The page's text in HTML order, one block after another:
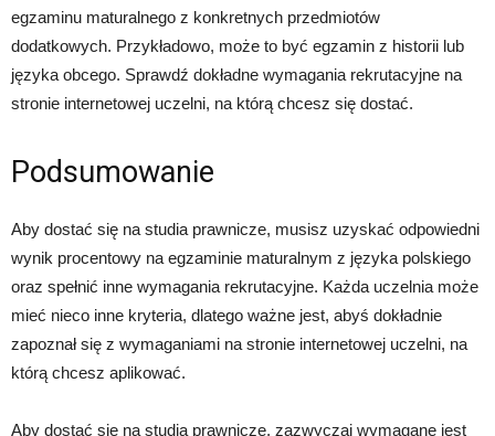
egzaminu maturalnego z konkretnych przedmiotów
dodatkowych. Przykładowo, może to być egzamin z historii lub
języka obcego. Sprawdź dokładne wymagania rekrutacyjne na
stronie internetowej uczelni, na którą chcesz się dostać.
Podsumowanie
Aby dostać się na studia prawnicze, musisz uzyskać odpowiedni
wynik procentowy na egzaminie maturalnym z języka polskiego
oraz spełnić inne wymagania rekrutacyjne. Każda uczelnia może
mieć nieco inne kryteria, dlatego ważne jest, abyś dokładnie
zapoznał się z wymaganiami na stronie internetowej uczelni, na
którą chcesz aplikować.
Aby dostać się na studia prawnicze, zazwyczaj wymagane jest